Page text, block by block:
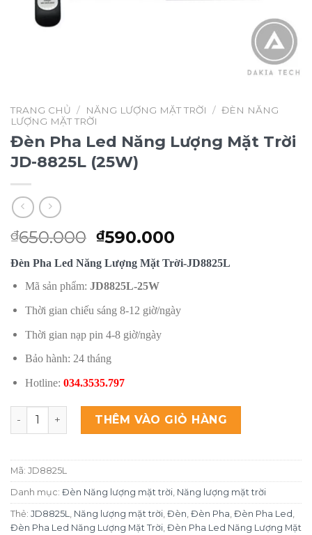
TRANG CHỦ / NĂNG LƯỢNG MẶT TRỜI / ĐÈN NĂNG
LƯỢNG MẶT TRỜI
Đèn Pha Led Năng Lượng Mặt Trời
JD-8825L (25W)
₫650.000 Giá
là:
₫650.000.
₫590.000
hiện
tại
₫590.000.
Đèn Pha Led Năng Lượng Mặt Trời-JD8825L
Mã sản phẩm: JD8825L-25W
Thời gian chiếu sáng 8-12 giờ/ngày
Thời gian nạp pin 4-8 giờ/ngày
Bảo hành: 24 tháng
Hotline: 034.3535.797
Đèn Pha Led Năng Lượng Mặt Trời JD-8825L (25W) số
THÊM VÀO GIỎ HÀNG
Mã: JD8825L
Danh mục: Đèn Năng lượng mặt trời Năng lượng mặt trời
Thẻ: JD8825L Năng lượng mặt trời Đèn Đèn Pha Đèn Pha Led
Đèn Pha Led Năng Lượng Mặt Trời Đèn Pha Led Năng Lượng Mặt